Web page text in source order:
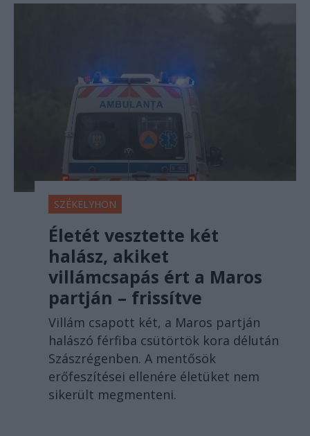
SZÉKELYHON
Életét vesztette két
halász, akiket
villámcsapás ért a Maros
partján – frissítve
Villám csapott két, a Maros partján
halászó férfiba csütörtök kora délután
Szászrégenben. A mentősök
erőfeszítései ellenére életüket nem
sikerült megmenteni.